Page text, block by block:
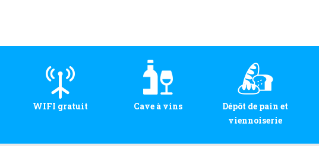
WIFI gratuit Cave à vins
Dépôt de pain et
viennoiserie